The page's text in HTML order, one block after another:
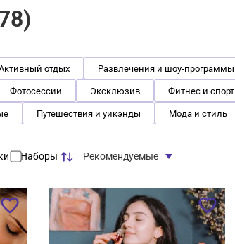
)
отдых Развлечения и шоу-программы
Фотосессии Эксклюзив Фитнес и спорт
Путешествия и уикэнды Мода и стиль
Наборы Рекомендуемые